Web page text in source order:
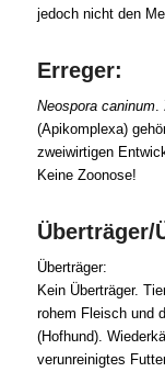
jedoch nicht den
Erreger:
Neospora caninum.
(Apikomplexa)
zweiwirtigen
Keine Zoonose!
Überträger/
Überträger:
Kein Überträger.
rohem Fleisch und
(Hofhund).
verunreinigtes